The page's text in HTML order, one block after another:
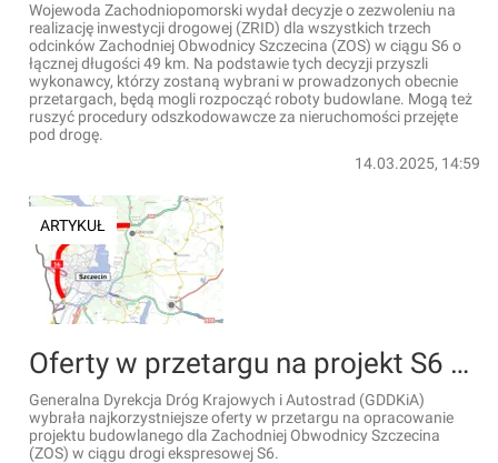
Wojewoda Zachodniopomorski wydał decyzje o zezwoleniu na
realizację inwestycji drogowej (ZRID) dla wszystkich trzech
odcinków Zachodniej Obwodnicy Szczecina (ZOS) w ciągu S6 o
łącznej długości 49 km. Na podstawie tych decyzji przyszli
wykonawcy, którzy zostaną wybrani w prowadzonych obecnie
przetargach, będą mogli rozpocząć roboty budowlane. Mogą też
ruszyć procedury odszkodowawcze za nieruchomości przejęte
pod drogę.
14.03.2025, 14:59
ARTYKUŁ
Oferty w przetargu na projekt S6 Zachodniej Obwodnicy Szczecina wybrane. Powstanie tunel pod Odrą
Generalna Dyrekcja Dróg Krajowych i Autostrad (GDDKiA)
wybrała najkorzystniejsze oferty w przetargu na opracowanie
projektu budowlanego dla Zachodniej Obwodnicy Szczecina
(ZOS) w ciągu drogi ekspresowej S6.